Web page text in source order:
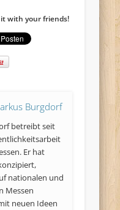
with your friends!
Burgdorf
betreibt seit
Er hat
nationalen und
Messen
neuen Ideen